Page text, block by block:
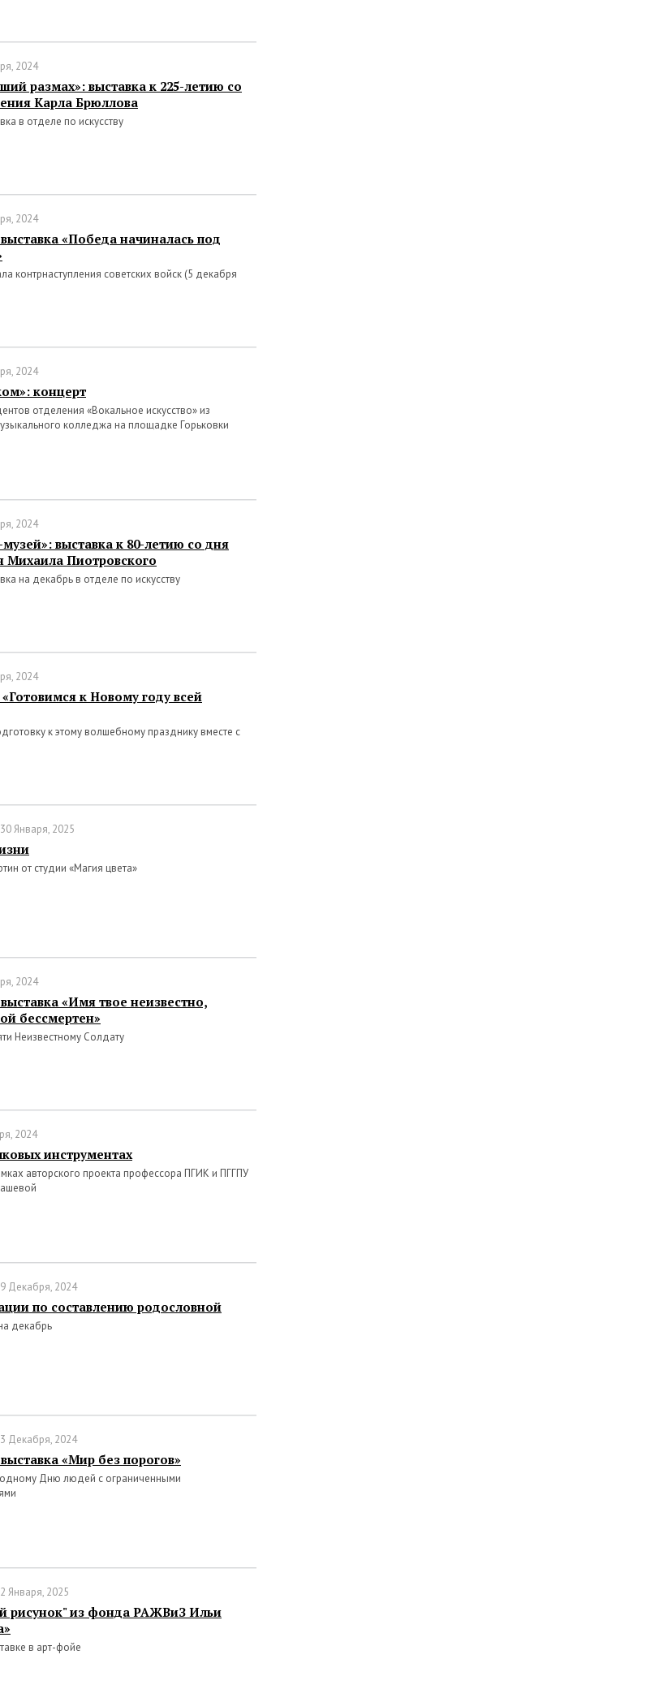
2024
размах»: выставка к 225-летию со
Карла Брюллова
в отделе по искусству
2024
«Победа начиналась под
контрнаступления советских войск (5 декабря
2024
концерт
отделения «Вокальное искусство» из
колледжа на площадке Горьковки
2024
выставка к 80-летию со дня
Михаила Пиотровского
на декабрь в отделе по искусству
2024
к Новому году всей
к этому волшебному празднику вместе с
Января, 2025
от студии «Магия цвета»
2024
«Имя твое неизвестно,
бессмертен»
Неизвестному Солдату
2024
инструментах
авторского проекта профессора ПГИК и ПГГПУ
Декабря, 2024
по составлению родословной
декабрь
Декабря, 2024
«Мир без порогов»
Дню людей с ограниченными
Января, 2025
рисунок" из фонда РАЖВиЗ Ильи
в арт-фойе